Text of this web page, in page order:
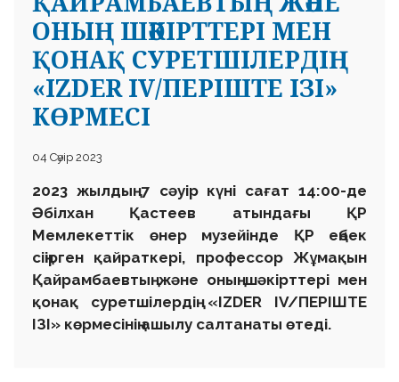
ОНЫҢ ШӘКІРТТЕРІ МЕН
ҚОНАҚ СУРЕТШІЛЕРДІҢ
«IZDER IV/ПЕРІШТЕ ІЗІ»
КӨРМЕСІ
04 Сәуір 2023
2023 жылдың 7 сәуір күні сағат 14:00-де
Әбілхан Қастеев атындағы ҚР
Мемлекеттік өнер музейінде ҚР еңбек
сіңірген қайраткері, профессор Жұмақын
Қайрамбаевтың және оның шәкірттері мен
қонақ суретшілердің «IZDER IV/ПЕРІШТЕ
ІЗІ» көрмесінің ашылу салтанаты өтеді.